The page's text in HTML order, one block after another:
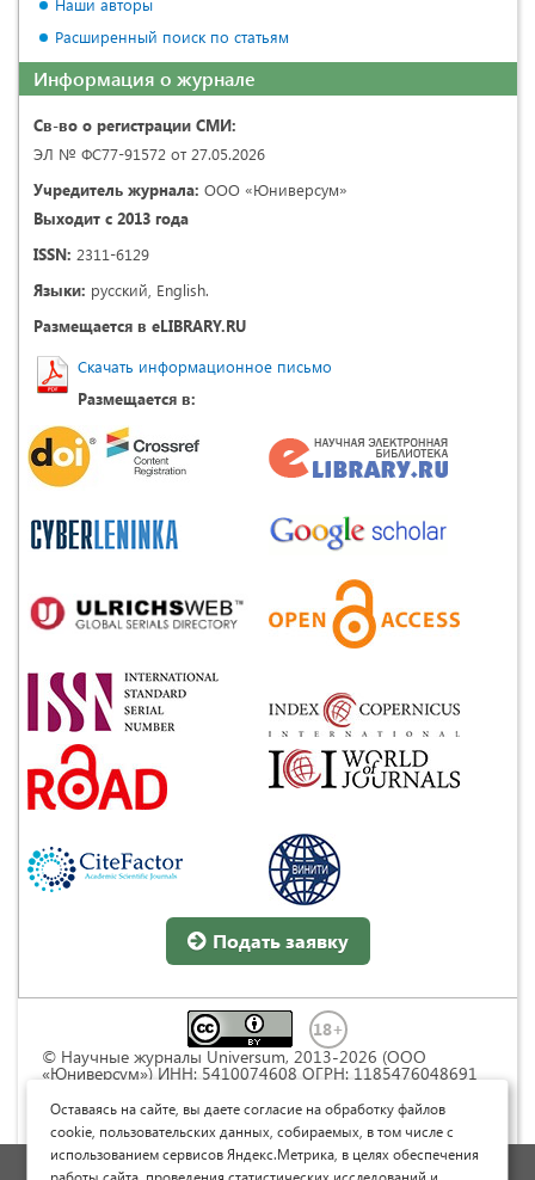
Расширенный поиск по статьям
Информация о журнале
Св-во о регистрации СМИ:
ЭЛ № ФС77-91572 от 27.05.2026
Учредитель журнала: ООО «Юниверсум»
Выходит с 2013 года
ISSN: 2311-6129
Языки: русский, English.
Размещается в eLIBRARY.RU
Скачать информационное письмо
Размещается в:
Подать заявку
© Научные журналы Universum, 2013-2026 (ООО
«Юниверсум») ИНН: 5410074608 ОГРН: 1185476048691
Commons « Attribution» («Атрибуция») 4.0
Непортированная
Политика обработки персональных данных
Оставаясь на сайте, вы даете согласие на обработку файлов
cookie, пользовательских данных, собираемых, в том числе с
использованием сервисов Яндекс.Метрика, в целях обеспечения